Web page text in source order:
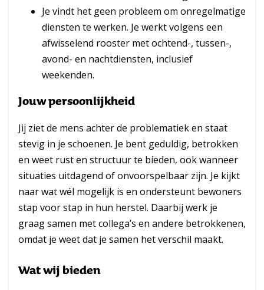
Je vindt het geen probleem om onregelmatige
diensten te werken. Je werkt volgens een
afwisselend rooster met ochtend-, tussen-,
avond- en nachtdiensten, inclusief
weekenden.
Jouw persoonlijkheid
Jij ziet de mens achter de problematiek en staat
stevig in je schoenen. Je bent geduldig, betrokken
en weet rust en structuur te bieden, ook wanneer
situaties uitdagend of onvoorspelbaar zijn. Je kijkt
naar wat wél mogelijk is en ondersteunt bewoners
stap voor stap in hun herstel. Daarbij werk je
graag samen met collega’s en andere betrokkenen,
omdat je weet dat je samen het verschil maakt.
Wat wij bieden